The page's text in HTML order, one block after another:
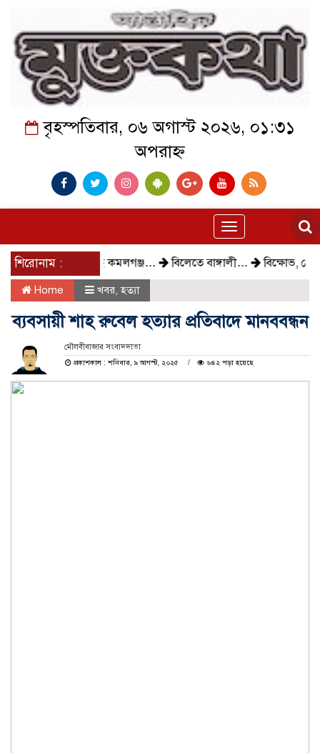
বৃহস্পতিবার, ০৬ অগাস্ট ২০২৬, ০১:৩১
অপরাহ্ন
Toggle
navigation
শিরোনাম :
কেমন আছে কমলগঞ্জ… বিলেতে বাঙ্গালী… বিক্ষোভ,
Home খবর,হত্যা
ব্যবসায়ী শাহ রুবেল হত্যার প্রতিবাদে মানববন্ধন
মৌলবীবাজার সংবাদদাতা
প্রকাশকাল : শনিবার, ৯ আগস্ট, ২০২৫
৬৪২ পড়া হয়েছে